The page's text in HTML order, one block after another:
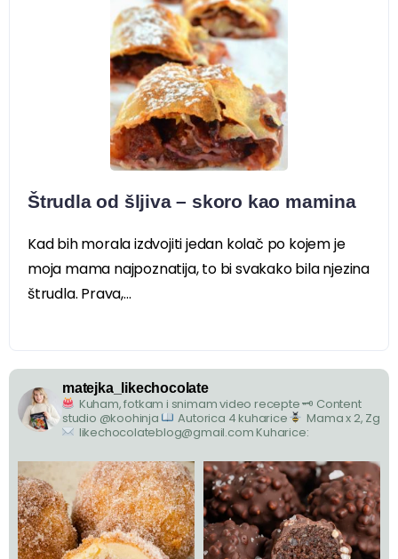
Štrudla od šljiva – skoro kao mamina
Kad bih morala izdvojiti jedan kolač po kojem je
moja mama najpoznatija, to bi svakako bila njezina
štrudla. Prava,...
matejka_likechocolate
Kuham, fotkam i snimam video recepte🗝 Content
studio @koohinja
Autorica 4 kuharice
Mama x 2, Zg
likechocolateblog@gmail.com Kuharice: